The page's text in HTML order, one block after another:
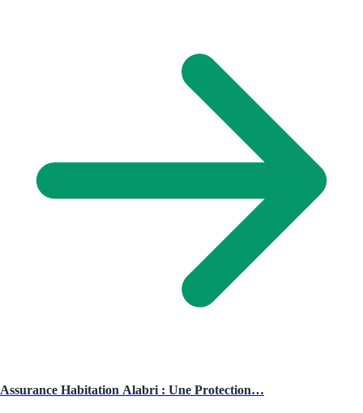
Assurance Habitation Alabri : Une Protection…